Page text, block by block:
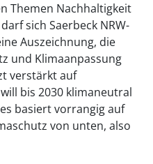
Themen Nachhaltigkeit
sich Saerbeck NRW-
Auszeichnung, die
und Klimaanpassung
verstärkt auf
bis 2030 klimaneutral
basiert vorrangig auf
von unten, also